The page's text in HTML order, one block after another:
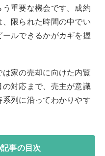
重要な機会です。成約
限られた時間の中でい
ルできるかがカギを握
家の売却に向けた内覧
対応まで、売主が意識
列に沿ってわかりやす
事の目次